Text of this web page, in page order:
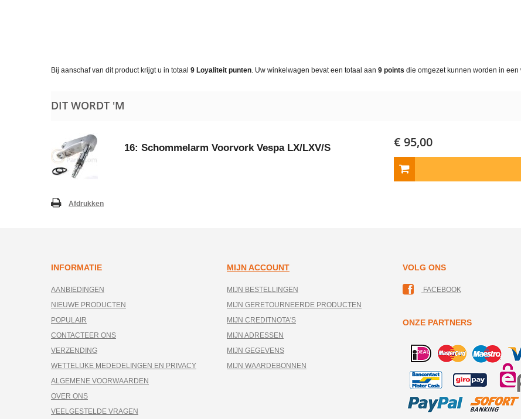
Bij aanschaf van dit product krijgt u in totaal 9 Loyaliteit punten. Uw winkelwagen bevat een totaal aan 9 points die omgezet kunnen worden in een
DIT WORDT 'M
16: Schommelarm Voorvork Vespa LX/LXV/S € 95,00
Afdrukken
INFORMATIE
AANBIEDINGEN
NIEUWE PRODUCTEN
POPULAIR
CONTACTEER ONS
VERZENDING
WETTELIJKE MEDEDELINGEN EN PRIVACY
ALGEMENE VOORWAARDEN
OVER ONS
VEELGESTELDE VRAGEN
MIJN ACCOUNT
MIJN BESTELLINGEN
MIJN GERETOURNEERDE PRODUCTEN
MIJN CREDITNOTA'S
MIJN ADRESSEN
MIJN GEGEVENS
MIJN WAARDEBONNEN
VOLG ONS
FACEBOOK
ONZE PARTNERS